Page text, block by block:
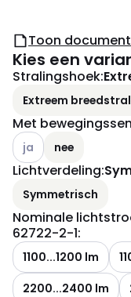
Toon
Kies een
Stralingshoek:
Extreem
Met
Andere varianten
ja nee
Lichtverdeling:
Symmetrisch
Nominale
62722-2-1:
1100...1200 lm
2200...2400 lm